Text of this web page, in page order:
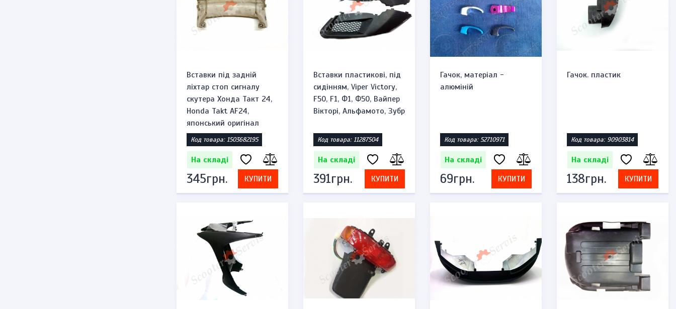
Вставки під задній
ліхтар стоп сигналу
скутера Хонда Такт 24,
Honda Takt AF24,
японський оригінал
Код товара: 1503682195
На складі
345грн. КУПИТИ
Вставки пластикові, під
сидінням, Viper Victory,
F50, F1, Ф1, Ф50, Вайпер
Вікторі, Альфамото, Зубр
Код товара: 11287504
На складі
391грн. КУПИТИ
Гачок, матеріал -
алюміній
Код товара: 52710971
На складі
69грн. КУПИТИ
Гачок. пластик
Код товара: 90903814
На складі
138грн. КУПИТИ